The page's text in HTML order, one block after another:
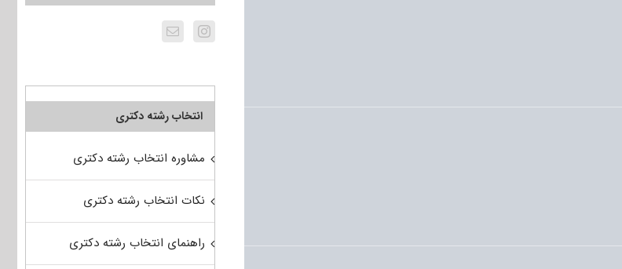
انتخاب رشته دکتری
مشاوره انتخاب رشته دکتری
نکات انتخاب رشته دکتری
راهنمای انتخاب رشته دکتری